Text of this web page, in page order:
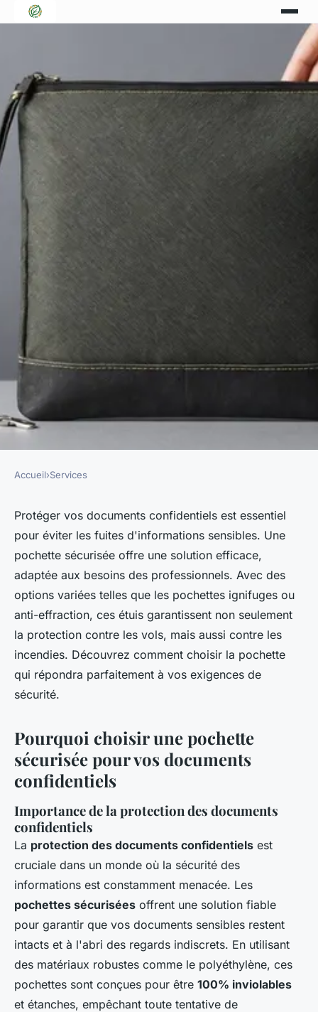
Pochette sécurisée : la solution
pour protéger vos documents
confidentiels
felicien•16 septembre 2024• 4 min de lecture
Accueil›Services
Protéger vos documents confidentiels est essentiel
pour éviter les fuites d'informations sensibles. Une
pochette sécurisée offre une solution efficace,
adaptée aux besoins des professionnels. Avec des
options variées telles que les pochettes ignifuges ou
anti-effraction, ces étuis garantissent non seulement
la protection contre les vols, mais aussi contre les
incendies. Découvrez comment choisir la pochette
qui répondra parfaitement à vos exigences de
sécurité.
Pourquoi choisir une pochette
sécurisée pour vos documents
confidentiels
Importance de la protection des documents
confidentiels
La protection des documents confidentiels est
cruciale dans un monde où la sécurité des
informations est constamment menacée. Les
pochettes sécurisées offrent une solution fiable
pour garantir que vos documents sensibles restent
intacts et à l'abri des regards indiscrets. En utilisant
des matériaux robustes comme le polyéthylène, ces
pochettes sont conçues pour être 100% inviolables
et étanches, empêchant toute tentative de